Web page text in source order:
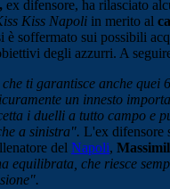
ex difensore, ha rilasciato
Kiss Napoli in merito al
è soffermato sui possibili
degli azzurri. A
ti garantisce anche quei
un innesto
i duelli a tutto campo e
a sinistra". L'ex difensore
del Napoli,
equilibrata, che riesce